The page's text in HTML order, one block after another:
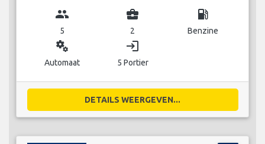
group
5
business_center
2
local_gas_station
Benzine
miscellaneous_services
Automaat
login
5 Portier
DETAILS WEERGEVEN...